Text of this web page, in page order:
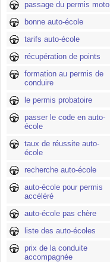
passage du permis moto
bonne auto-école
tarifs auto-école
récupération de points
formation au permis de
conduire
le permis probatoire
passer le code en auto-
école
taux de réussite auto-
école
recherche auto-école
auto-école pour permis
accéléré
auto-école pas chère
liste des auto-écoles
prix de la conduite
accompagnée